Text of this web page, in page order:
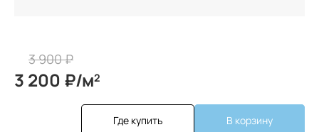
3 900 ₽
3 200 ₽/м2
Где купить В корзину